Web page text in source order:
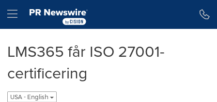
Hamburger menu
LMS365 får ISO 27001-
certificering
USA - English